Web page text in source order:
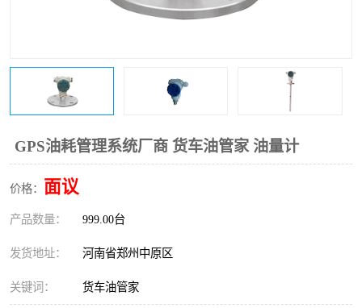
GPS油耗管理系统厂商 货车油管家 油量计
价格： 面议
产品数量： 999.00台
发货地址： 河南省郑州中原区
关键词： 货车油管家
锅炉水位计
流量仪表